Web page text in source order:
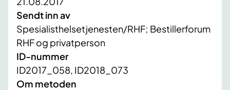
Sendt inn av
Spesialisthelsetjenesten/RHF; Bestillerforum
RHF og privatperson
ID-nummer
ID2017_058, ID2018_073
Om metoden